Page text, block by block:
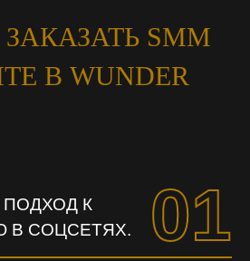
SMM
В WUNDER
К
В СОЦСЕТЯХ.
01